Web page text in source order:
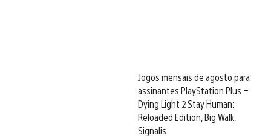
Jogos mensais de agosto para
assinantes PlayStation Plus –
Dying Light 2 Stay Human:
Reloaded Edition, Big Walk,
Signalis